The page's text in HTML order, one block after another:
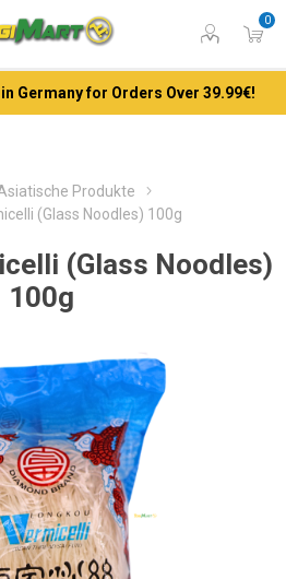
0
Germany for Orders Over 39.99€!
Produkte
(Glass Noodles) 100g
(Glass Noodles)
100g